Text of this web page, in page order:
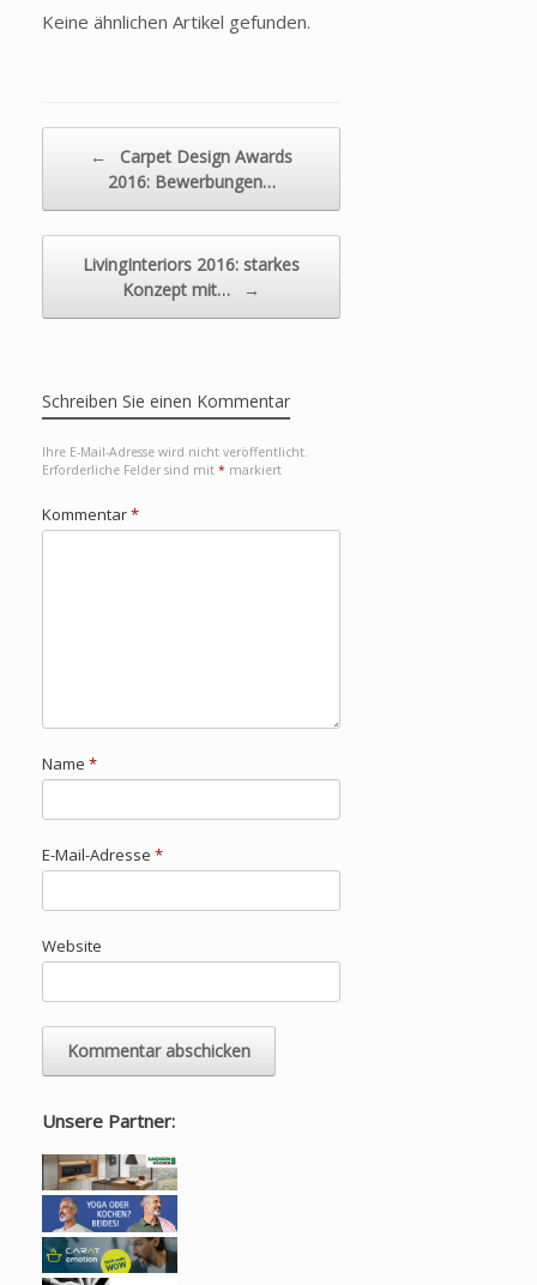
Keine ähnlichen Artikel gefunden.
←
Carpet Design Awards
2016: Bewerbungen…
LivingInteriors 2016: starkes
Konzept mit…
→
Schreiben Sie einen Kommentar
Ihre E-Mail-Adresse wird nicht veröffentlicht.
Erforderliche Felder sind mit * markiert
Kommentar*
Name *
E-Mail-Adresse *
Website
Unsere Partner: